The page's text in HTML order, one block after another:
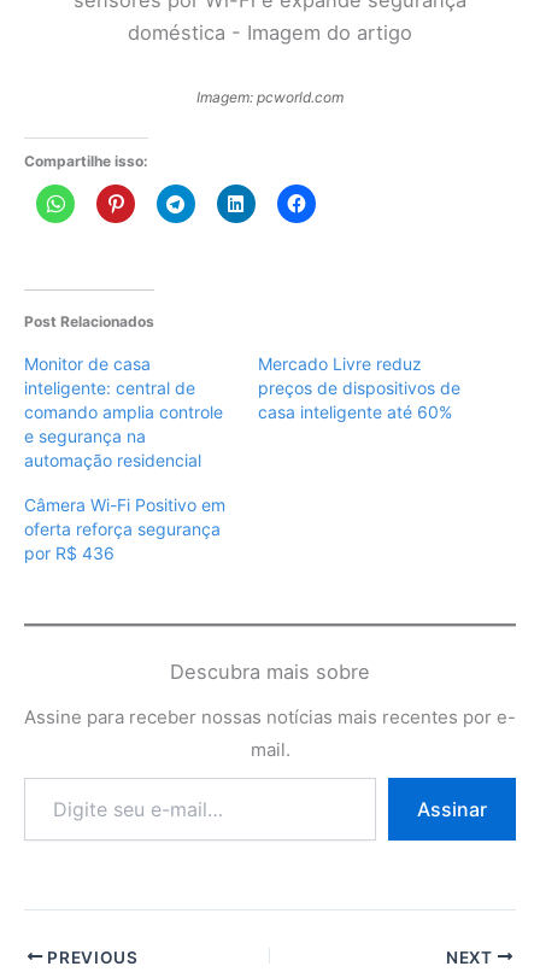
Imagem: pcworld.com
Compartilhe isso:
Post Relacionados
Monitor de casa
inteligente: central de
comando amplia controle
e segurança na
automação residencial
Mercado Livre reduz
preços de dispositivos de
casa inteligente até 60%
Câmera Wi-Fi Positivo em
oferta reforça segurança
por R$ 436
Descubra mais sobre
Assine para receber nossas notícias mais recentes por e-
mail.
e-
Assinar
PREVIOUS NEXT